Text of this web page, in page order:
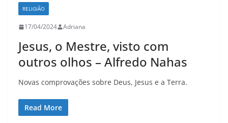
RELIGIÃO
17/04/2024 Adriana
Jesus, o Mestre, visto com
outros olhos – Alfredo Nahas
Novas comprovações sobre Deus, Jesus e a Terra.
Read More